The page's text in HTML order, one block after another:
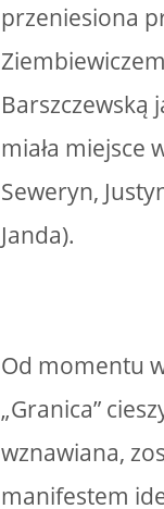
przeniesiona
Barszczewską
miała miejsce
Seweryn,
Janda).
Od momentu
„Granica”
wznawiana,
manifestem